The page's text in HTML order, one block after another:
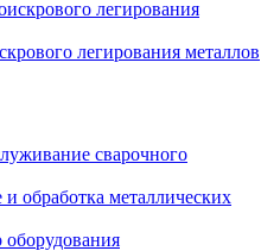
легирования металлов
сварочного
обработка металлических
оборудования